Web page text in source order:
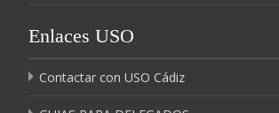
Enlaces USO
Contactar con USO Cádiz